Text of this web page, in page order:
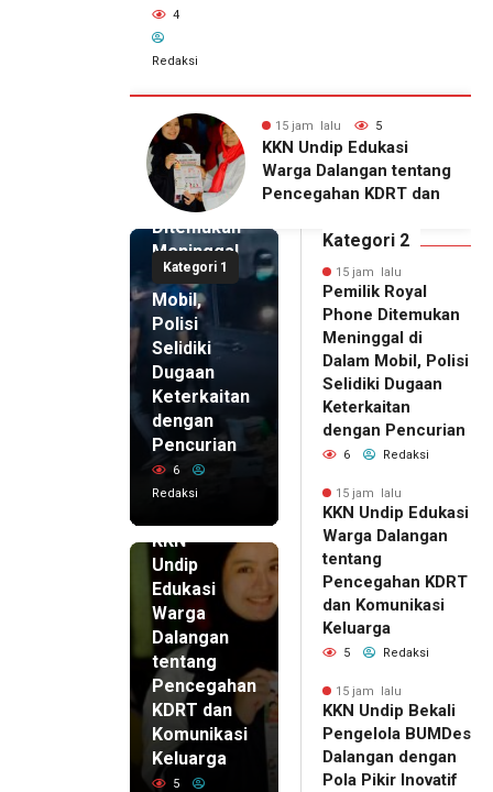
4
Redaksi
15 jam lalu 4
KKN Undip Bekali
Pengelola BUMDes
Dalangan dengan Pola
Kategori 1
15 jam lalu
Pemilik
Royal
Phone
Ditemukan
Meninggal
di Dalam
Mobil,
Polisi
Selidiki
Dugaan
Keterkaitan
dengan
Pencurian
6
Redaksi
KKN
Undip
Edukasi
Warga
Dalangan
tentang
Pencegahan
KDRT dan
Komunikasi
Keluarga
5
Kategori 2
15 jam lalu
Pemilik Royal
Phone Ditemukan
Meninggal di
Dalam Mobil, Polisi
Selidiki Dugaan
Keterkaitan
dengan Pencurian
6 Redaksi
15 jam lalu
KKN Undip Edukasi
Warga Dalangan
tentang
Pencegahan KDRT
dan Komunikasi
Keluarga
5 Redaksi
15 jam lalu
KKN Undip Bekali
Pengelola BUMDes
Dalangan dengan
Pola Pikir Inovatif